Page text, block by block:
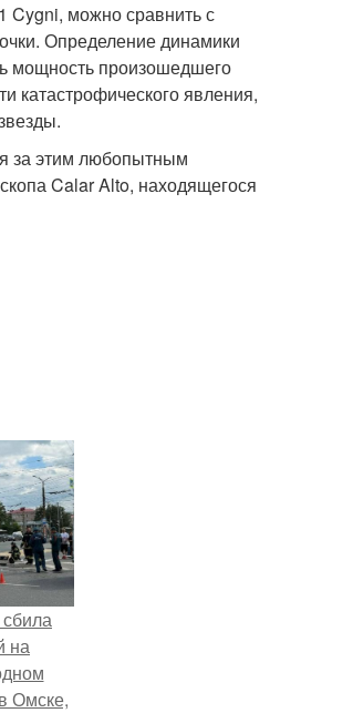
Cygni, можно сравнить с
Определение динамики
мощность произошедшего
катастрофического явления,
за этим любопытным
Calar Alto, находящегося
на
Омске,